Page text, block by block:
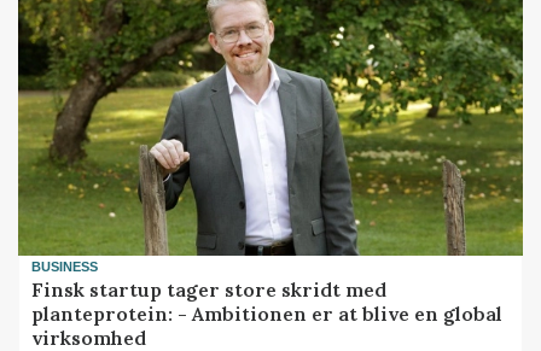
BUSINESS
Finsk startup tager store skridt med
planteprotein: - Ambitionen er at blive en global
virksomhed